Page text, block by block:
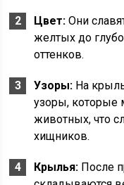
Цвет: Они
желтых до
оттенков.
Узоры: На
узоры, которые
животных, что
хищников.
Крылья: После